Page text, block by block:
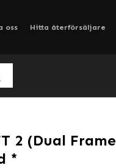
oss
Hitta återförsäljare
2 (Dual Frame
*